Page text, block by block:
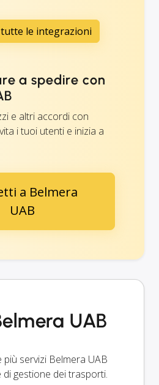
le integrazioni
a spedire con
e altri accordi con
i tuoi utenti e inizia a
a Belmera
UAB
UAB
servizi Belmera UAB
gestione dei trasporti.